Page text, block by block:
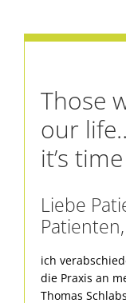
Those
our
it’s
Liebe
Patienten,
ich
die Praxis an
Thomas